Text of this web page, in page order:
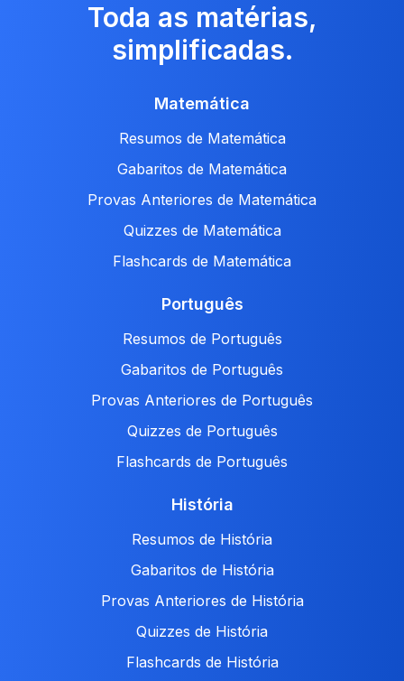
Toda as matérias,
simplificadas.
Matemática
Resumos de Matemática
Gabaritos de Matemática
Provas Anteriores de Matemática
Quizzes de Matemática
Flashcards de Matemática
Português
Resumos de Português
Gabaritos de Português
Provas Anteriores de Português
Quizzes de Português
Flashcards de Português
História
Resumos de História
Gabaritos de História
Provas Anteriores de História
Quizzes de História
Flashcards de História